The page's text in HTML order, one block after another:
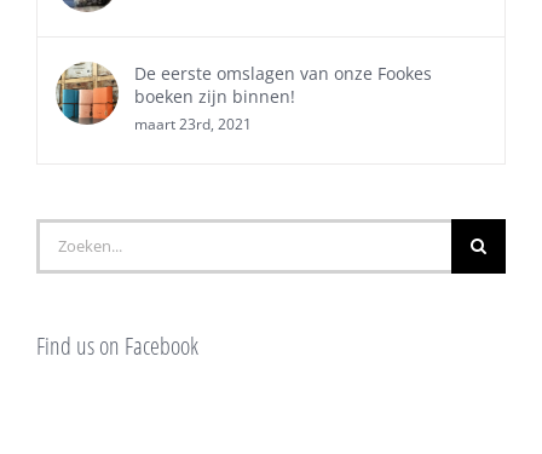
De eerste omslagen van onze Fookes
boeken zijn binnen!
maart 23rd, 2021
naar:
Find us on Facebook